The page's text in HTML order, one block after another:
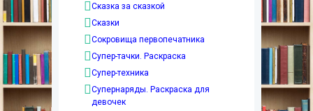
Сказка за сказкой
Сказки
Сокровища первопечатника
Супер-тачки. Раскраска
Супер-техника
Супернаряды. Раскраска для
девочек